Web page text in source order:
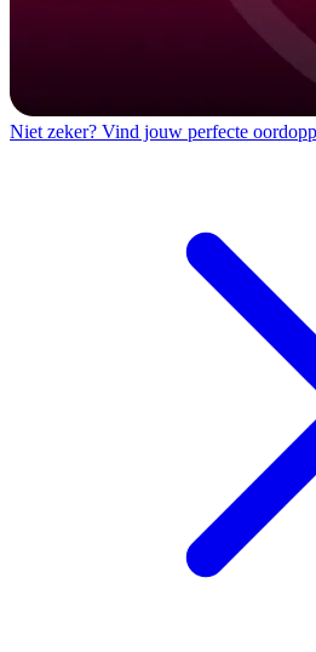
Niet zeker? Vind jouw perfecte